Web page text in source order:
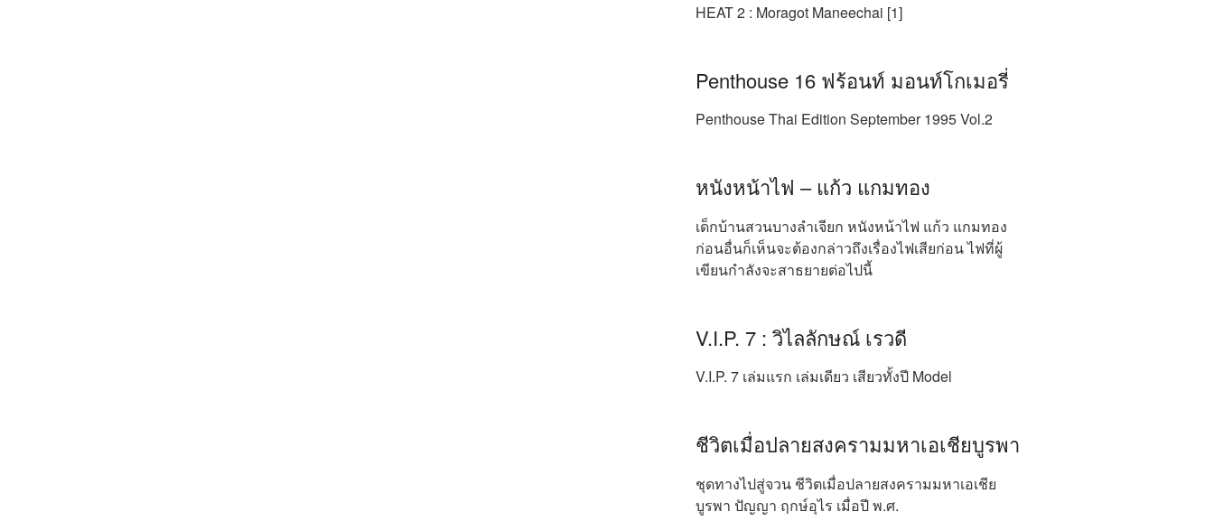
HEAT 2 : Moragot Maneechai [1]
Penthouse 16 ฟร้อนท์ มอนท์โกเมอรี่
Penthouse Thai Edition September 1995 Vol.2
หนังหน้าไฟ – แก้ว แกมทอง
เด็กบ้านสวนบางลําเจียก หนังหน้าไฟ แก้ว แกมทอง
ก่อนอื่นก็เห็นจะต้องกล่าวถึงเรื่องไฟเสียก่อน ไฟที่ผู้
เขียนกําลังจะสาธยายต่อไปนี้
V.I.P. 7 : วิไลลักษณ์ เรวดี
V.I.P. 7 เล่มแรก เล่มเดียว เสียวทั้งปี Model
ชีวิตเมื่อปลายสงครามมหาเอเชียบูรพา
ชุดทางไปสู่จวน ชีวิตเมื่อปลายสงครามมหาเอเชีย
บูรพา ปัญญา ฤกษ์อุไร เมื่อปี พ.ศ.